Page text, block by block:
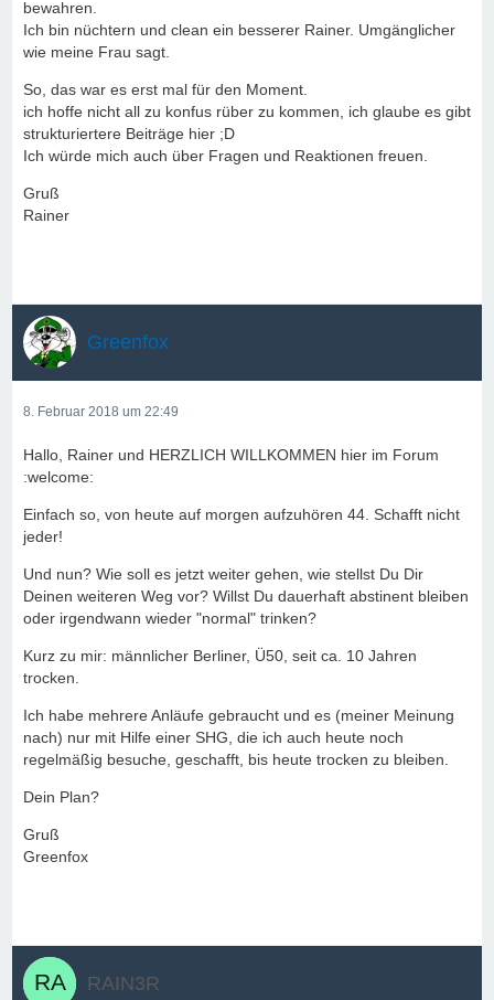
bewahren.
Ich bin nüchtern und clean ein besserer Rainer. Umgänglicher
wie meine Frau sagt.
So, das war es erst mal für den Moment.
ich hoffe nicht all zu konfus rüber zu kommen, ich glaube es gibt
strukturiertere Beiträge hier ;D
Ich würde mich auch über Fragen und Reaktionen freuen.
Gruß
Rainer
Greenfox
8. Februar 2018 um 22:49
Hallo, Rainer und HERZLICH WILLKOMMEN hier im Forum
:welcome:
Einfach so, von heute auf morgen aufzuhören 44. Schafft nicht
jeder!
Und nun? Wie soll es jetzt weiter gehen, wie stellst Du Dir
Deinen weiteren Weg vor? Willst Du dauerhaft abstinent bleiben
oder irgendwann wieder "normal" trinken?
Kurz zu mir: männlicher Berliner, Ü50, seit ca. 10 Jahren
trocken.
Ich habe mehrere Anläufe gebraucht und es (meiner Meinung
nach) nur mit Hilfe einer SHG, die ich auch heute noch
regelmäßig besuche, geschafft, bis heute trocken zu bleiben.
Dein Plan?
Gruß
Greenfox
RAIN3R